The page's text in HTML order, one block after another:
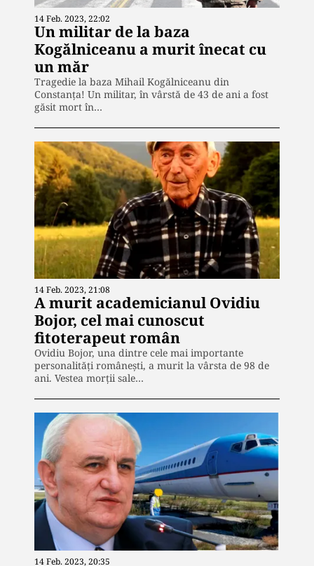
14 Feb. 2023, 22:02
Un militar de la baza
Kogălniceanu a murit înecat cu
un măr
Tragedie la baza Mihail Kogălniceanu din
Constanța! Un militar, în vârstă de 43 de ani a fost
găsit mort în…
14 Feb. 2023, 21:08
A murit academicianul Ovidiu
Bojor, cel mai cunoscut
fitoterapeut român
Ovidiu Bojor, una dintre cele mai importante
personalități românești, a murit la vârsta de 98 de
ani. Vestea morții sale…
14 Feb. 2023, 20:35